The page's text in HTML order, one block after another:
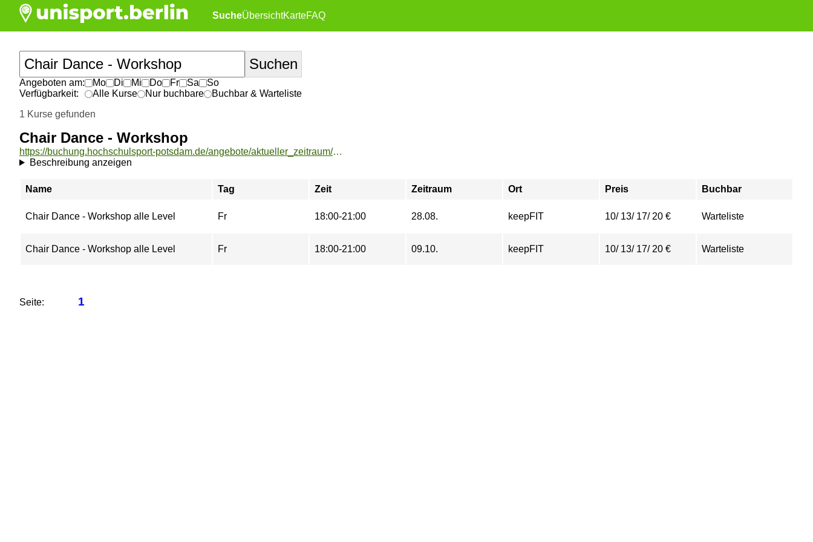
SucheÜbersichtKarteFAQ
Angeboten am: Mo Di Mi Do Fr Sa
So
Verfügbarkeit:
Alle Kurse Nur buchbare
Buchbar & Warteliste
1 Kurse gefunden
Chair Dance - Workshop
https://buchung.hochschulsport-potsdam.de/angebote/aktueller_zeitraum/_Chair_Dance_-_Workshop.html
Beschreibung anzeigen
Name Tag Zeit Zeitraum Ort Preis Buchbar
Chair Dance - Workshop alle Level Fr 18:00-21:00 28.08. keepFIT 10/ 13/ 17/ 20 € Warteliste
Chair Dance - Workshop alle Level Fr 18:00-21:00 09.10. keepFIT 10/ 13/ 17/ 20 € Warteliste
Seite: 1